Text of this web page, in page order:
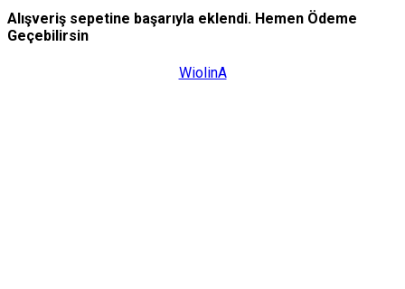
Alışveriş sepetine başarıyla eklendi. Hemen Ödeme
Geçebilirsin
WiolinA